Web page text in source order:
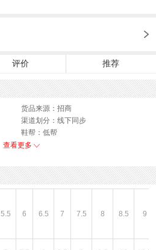
评价 推荐
货品来源：招商
渠道划分：线下同步
鞋帮：低帮
适用人群：男子,女子
性别：中性
查看更多
5.5 6 6.5 7 7.5 8 8.5 9